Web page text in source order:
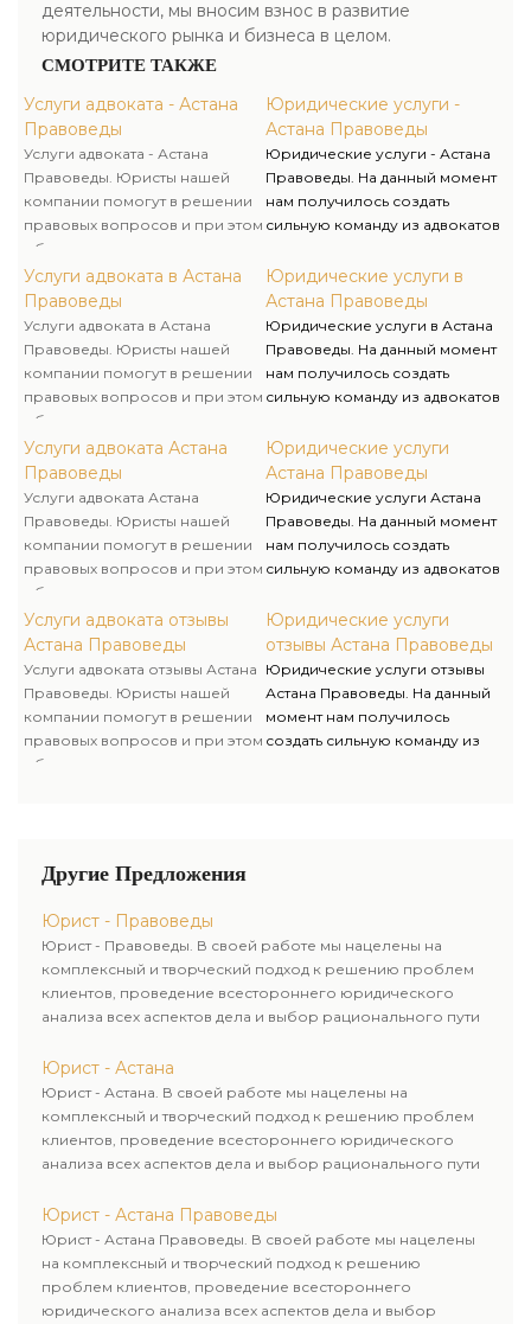
деятельности, мы вносим взнос в развитие
юридического рынка и бизнеса в целом.
СМОТРИТЕ ТАКЖЕ
Услуги адвоката - Астана
Правоведы
Услуги адвоката - Астана
Правоведы. Юристы нашей
компании помогут в решении
правовых вопросов и при этом
обеспечивают полную
конфиденциальность
предоставленной вами
информации. Наши цены на
юридические услуги приятно
различаются своей
доступностью. Мы с легкостью
подберем для вас лучший
набор, учитывая ваши
пожелания и располагаемый
бюджет.
Услуги адвоката в Астана
Правоведы
Услуги адвоката в Астана
Правоведы. Юристы нашей
компании помогут в решении
правовых вопросов и при этом
обеспечивают полную
конфиденциальность
предоставленной вами
информации. Наши цены на
юридические услуги приятно
различаются своей
доступностью. Мы с легкостью
подберем для вас лучший
набор, учитывая ваши
пожелания и располагаемый
Услуги адвоката Астана
Правоведы
Услуги адвоката Астана
Правоведы. Юристы нашей
компании помогут в решении
правовых вопросов и при этом
обеспечивают полную
конфиденциальность
предоставленной вами
информации. Наши цены на
юридические услуги приятно
различаются своей
доступностью. Мы с легкостью
подберем для вас лучший
Услуги адвоката отзывы
Астана Правоведы
Услуги адвоката отзывы Астана
Правоведы. Юристы нашей
компании помогут в решении
правовых вопросов и при этом
обеспечивают полную
различаются своей
подберем для вас лучший
набор, учитывая ваши
пожелания и располагаемый
бюджет.
Юридические услуги -
Астана Правоведы
Юридические услуги - Астана
Правоведы. На данный момент
нам получилось создать
сильную команду из адвокатов
профессионалы в сфере
юриспруденции, а
специалисты, вправду
любящие свое дело. Адвокаты
– корректные и приятные в
общении, уверенные в своих
убеждать, оперативно
воспринимать
квалифицированные решения
и воплощать их, а в сложных
случаях – готовы держать удар.
Юридические услуги в
Астана Правоведы
Юридические услуги в Астана
Правоведы. На данный момент
нам получилось создать
сильную команду из адвокатов
профессионалы в сфере
юриспруденции, а
специалисты, вправду
любящие свое дело. Адвокаты
– корректные и приятные в
общении, уверенные в своих
убеждать, оперативно
воспринимать
квалифицированные решения
и воплощать их, а в сложных
случаях – готовы держать удар.
Юридические услуги
Астана Правоведы
Юридические услуги Астана
Правоведы. На данный момент
нам получилось создать
сильную команду из адвокатов
профессионалы в сфере
юриспруденции, а
специалисты, вправду
любящие свое дело. Адвокаты
– корректные и приятные в
общении, уверенные в своих
Юридические услуги
отзывы Астана Правоведы
Юридические услуги отзывы
Астана Правоведы. На данный
момент нам получилось
создать сильную команду из
убеждать, оперативно
воспринимать
квалифицированные решения
и воплощать их, а в сложных
Другие Предложения
Юрист - Правоведы
Юрист - Правоведы. В своей работе мы нацелены на
комплексный и творческий подход к решению проблем
клиентов, проведение всестороннего юридического
анализа всех аспектов дела и выбор рационального пути
Юрист - Астана
Юрист - Астана. В своей работе мы нацелены на
комплексный и творческий подход к решению проблем
клиентов, проведение всестороннего юридического
анализа всех аспектов дела и выбор рационального пути
Юрист - Астана Правоведы
Юрист - Астана Правоведы. В своей работе мы нацелены
на комплексный и творческий подход к решению
проблем клиентов, проведение всестороннего
юридического анализа всех аспектов дела и выбор